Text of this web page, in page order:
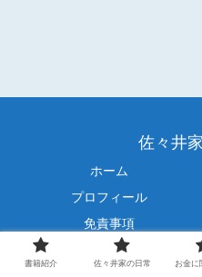
佐々井
ホーム
プロフィール
免責事項
© 2021 佐々
書籍紹介 佐々井家の日常 お金に